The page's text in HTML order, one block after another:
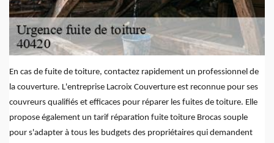
En cas de fuite de toiture, contactez rapidement un professionnel de
la couverture. L'entreprise Lacroix Couverture est reconnue pour ses
couvreurs qualifiés et efficaces pour réparer les fuites de toiture. Elle
propose également un tarif réparation fuite toiture Brocas souple
pour s'adapter à tous les budgets des propriétaires qui demandent